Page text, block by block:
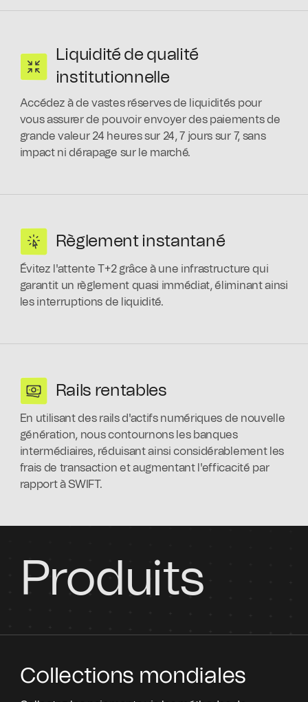
Liquidité de qualité
institutionnelle
Accédez à de vastes réserves de liquidités pour
vous assurer de pouvoir envoyer des paiements de
grande valeur 24 heures sur 24, 7 jours sur 7, sans
impact ni dérapage sur le marché.
Règlement instantané
Évitez l'attente T+2 grâce à une infrastructure qui
garantit un règlement quasi immédiat, éliminant ainsi
les interruptions de liquidité.
Rails rentables
En utilisant des rails d'actifs numériques de nouvelle
génération, nous contournons les banques
intermédiaires, réduisant ainsi considérablement les
frais de transaction et augmentant l'efficacité par
rapport à SWIFT.
Produits
Collections mondiales